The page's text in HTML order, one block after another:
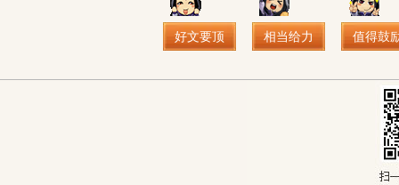
好文要顶 相当给力 值得鼓